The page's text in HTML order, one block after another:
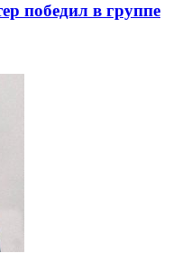
победил в группе